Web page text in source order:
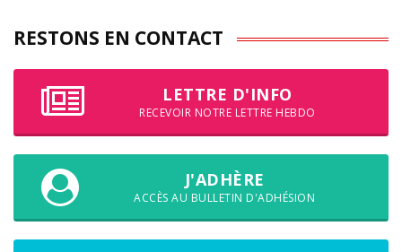
RESTONS EN CONTACT
LETTRE D'INFO
RECEVOIR NOTRE LETTRE HEBDO
J'ADHÈRE
ACCÈS AU BULLETIN D'ADHÉSION